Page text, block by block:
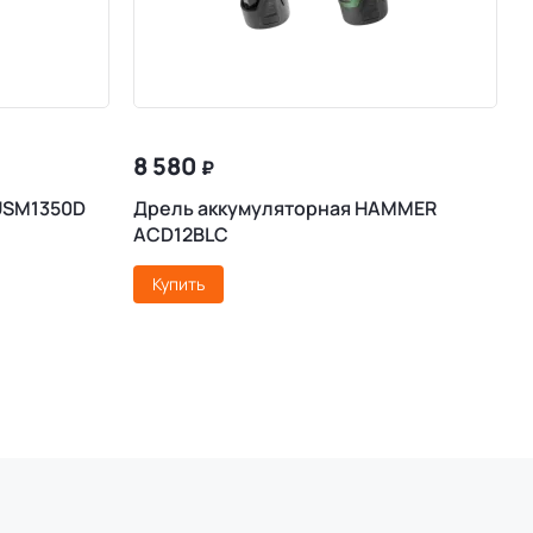
8 580 ₽
Дрель аккумуляторная HAMMER
ACD12BLC
Купить